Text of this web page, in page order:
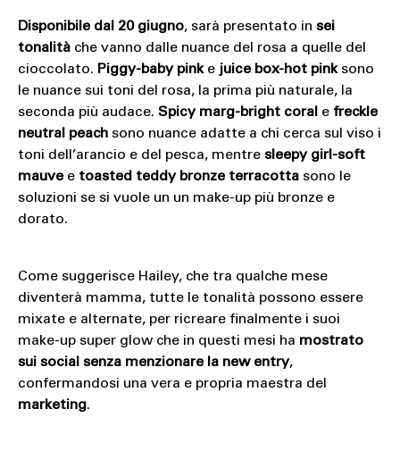
Disponibile dal 20 giugno, sarà presentato in sei
tonalitàche vanno dalle nuance del rosa a quelle del
cioccolato. Piggy-baby pink e juice box-hot pinksono
le nuance sui toni del rosa, la prima più naturale, la
seconda più audace. Spicy marg-bright corale freckle
neutral peach sono nuance adatte a chi cerca sul viso i
toni dell’arancio e del pesca, mentre sleepy girl-soft
mauvee toasted teddy bronze terracottasono le
soluzioni se si vuole un un make-up più bronze e
dorato.
Come suggerisce Hailey, che tra qualche mese
diventerà mamma, tutte le tonalità possono essere
mixate e alternate, per ricreare finalmente i suoi
make-up super glow che in questi mesi ha mostrato
sui social senza menzionare la new entry,
confermandosi una vera e propria maestra del
marketing.